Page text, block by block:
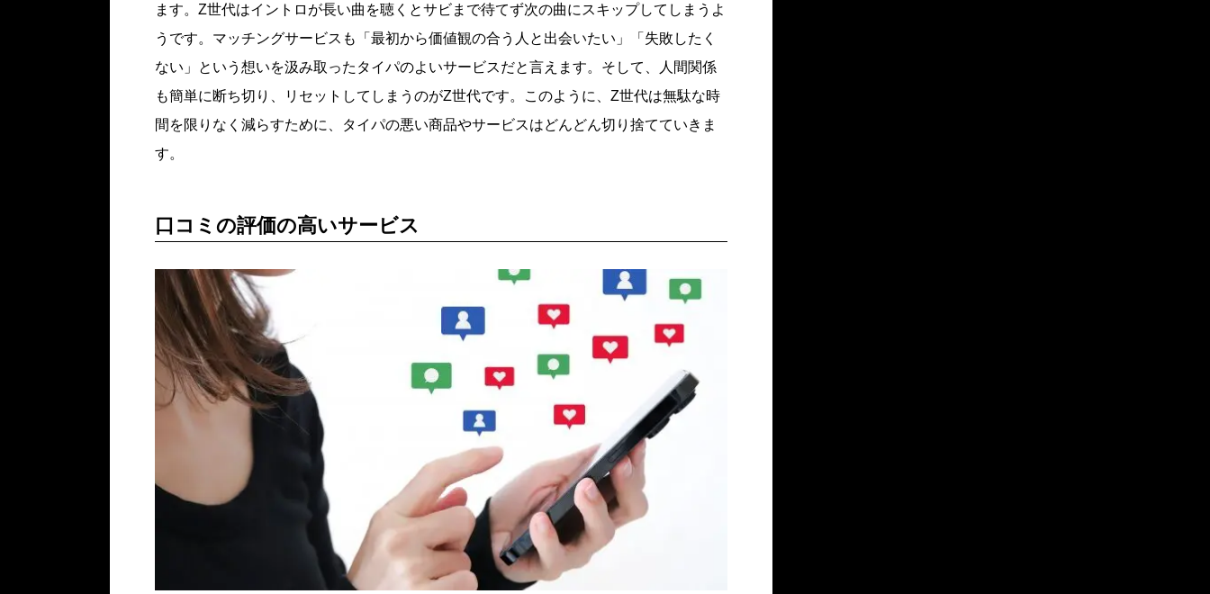
ます。Z世代はイントロが長い曲を聴くとサビまで待てず次の曲にスキップしてしまうよ
うです。マッチングサービスも「最初から価値観の合う人と出会いたい」「失敗したく
ない」という想いを汲み取ったタイパのよいサービスだと言えます。そして、人間関係
も簡単に断ち切り、リセットしてしまうのがZ世代です。このように、Z世代は無駄な時
間を限りなく減らすために、タイパの悪い商品やサービスはどんどん切り捨てていきま
す。
口コミの評価の高いサービス